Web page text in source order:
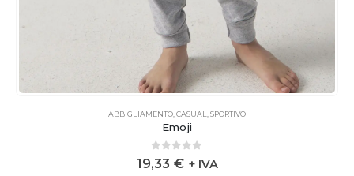
ABBIGLIAMENTO CASUAL SPORTIVO
Emoji
0out of 5
19,33 € + IVA